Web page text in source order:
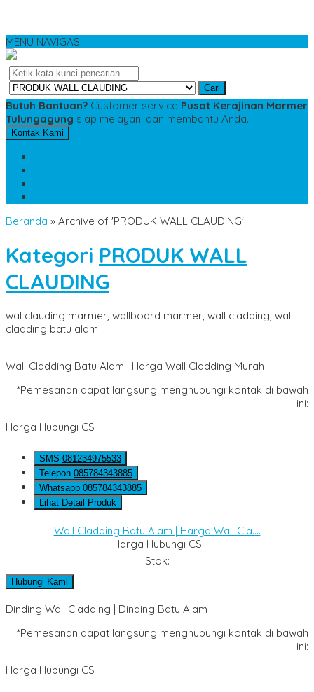
MENU NAVIGASI
Cari
Butuh Bantuan? Customer service Pusat Kerajinan Marmer
Tulungagung siap melayani dan membantu Anda.
Kontak Kami
Beranda » Archive of 'PRODUK WALL CLAUDING'
Kategori PRODUK WALL
CLAUDING
wal clauding marmer, wallboard marmer, wall cladding, wall
cladding batu alam
Wall Cladding Batu Alam | Harga Wall Cladding Murah
*Pemesanan dapat langsung menghubungi kontak di bawah
ini:
Harga Hubungi CS
SMS 081234975533
Telepon 085784343885
Whatsapp 085784343885
Lihat Detail Produk
Wall Cladding Batu Alam | Harga Wall Cla....
Harga Hubungi CS
Stok:
Hubungi Kami
Dinding Wall Cladding | Dinding Batu Alam
*Pemesanan dapat langsung menghubungi kontak di bawah
ini:
Harga Hubungi CS